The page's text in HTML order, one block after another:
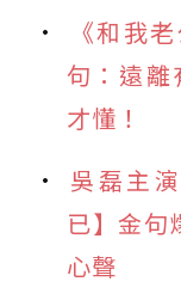
《和我
句：遠離
才懂！
吳磊主
已】金句
心聲